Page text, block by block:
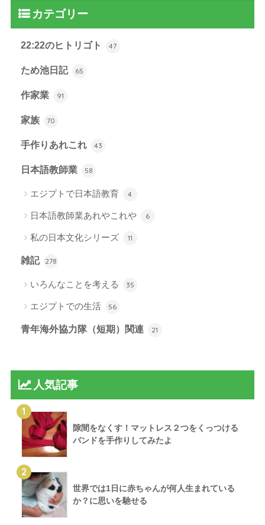
カテゴリー
22:22のヒトリゴト 47
ため池日記 65
作家業 91
家族 70
手作りあれこれ 43
日本語教師業 58
エジプトで日本語教育 4
日本語教師業あれやこれや 6
私の日本文化シリーズ 11
雑記 278
いろんなことを考える 35
エジプトでの生活 56
青年海外協力隊（短期）関連 21
人気記事
1
隙間をなくす！マットレス２つをくっつける
バンドを手作りしてみたよ
2
世界では1日に赤ちゃんが何人生まれている
か？に思いを馳せる